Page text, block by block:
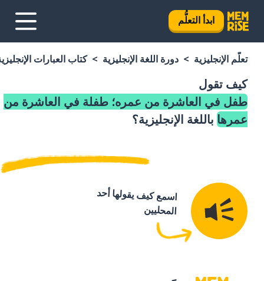
ابدأ التعلُّم
تعلَّم الإنجليزية دورة اللغة الإنجليزية كتاب العبارات
كيف تقول
طفل في العاشرة من عمره؛ طفلة في العاشرة من
عمرها باللغة الإنجليزية؟
اسمع كيف يقولها أحد
المحليين